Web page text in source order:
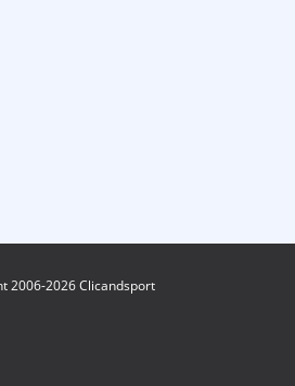
2006-2026 Clicandsport